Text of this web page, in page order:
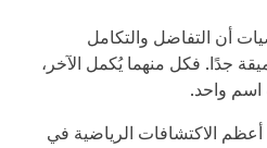
أن التفاضل والتكامل
جدًا. فكل منهما يُكمل الآخر،
اسم واحد.
الاكتشافات الرياضية في